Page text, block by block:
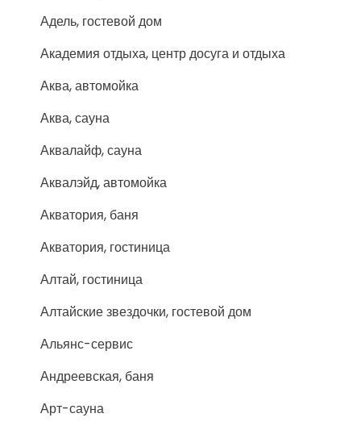
Адель, гостевой дом
Академия отдыха, центр досуга и отдыха
Аква, автомойка
Аква, сауна
Аквалайф, сауна
Аквалэйд, автомойка
Акватория, баня
Акватория, гостиница
Алтай, гостиница
Алтайские звездочки, гостевой дом
Альянс-сервис
Андреевская, баня
Арт-сауна